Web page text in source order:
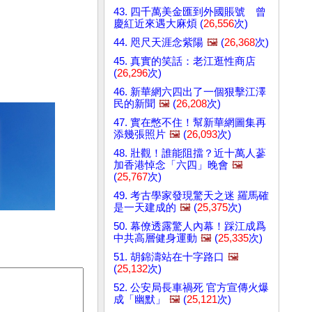
43. 四千萬美金匯到外國賬號 曾
慶紅近來遇大麻煩 (26,556次)
44. 咫尺天涯念紫陽 🖼️ (26,368次)
45. 真實的笑話：老江逛性商店
(26,296次)
46. 新華網六四出了一個狠擊江澤
民的新聞 🖼️ (26,208次)
47. 實在憋不住！幫新華網圖集再
添幾張照片 🖼️ (26,093次)
48. 壯觀！誰能阻擋？近十萬人蔘
加香港悼念「六四」晚會 🖼️
(25,767次)
49. 考古學家發現驚天之迷 羅馬確
是一天建成的 🖼️ (25,375次)
50. 幕僚透露驚人內幕！踩江成爲
中共高層健身運動 🖼️ (25,335次)
51. 胡錦濤站在十字路口 🖼️
(25,132次)
52. 公安局長車禍死 官方宣傳火爆
成「幽默」
🖼️ (25,121次)